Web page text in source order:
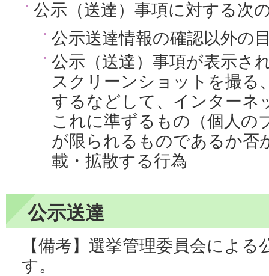
公示（送達）事項に対する次
公示送達情報の確認以外の
公示（送達）事項が表示さ
スクリーンショットを撮る
するなどして、インターネ
これに準ずるもの（個人の
が限られるものであるか否
載・拡散する行為
公示送達
【備考】選挙管理委員会によ
す。